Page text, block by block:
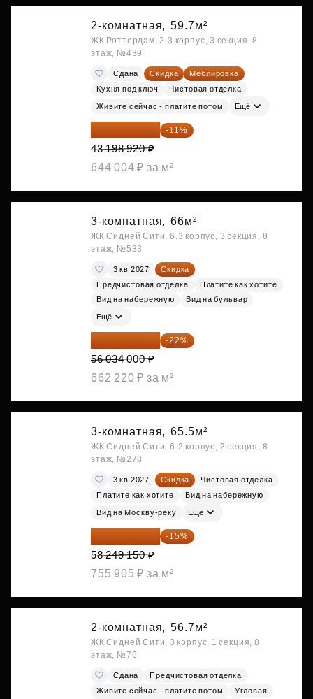
2-комнатная, 59.7м²
ЖК Роттердам, 2.3 корпус, 3 секция, 8
этаж, №439
Сдана Скидка
Меблировка
Кухня под ключ
Чистовая отделка
Живите сейчас - платите потом Ещё
38 447 039 ₽ -11%
43 198 920 ₽
644 004 ₽ за м²
3-комнатная, 66м²
ЖК Сидней Сити, 6.3 корпус, 3 секция, 8
этаж, №533
3 кв 2027
Скидка
Предчистовая отделка
Платите как хотите
Вид на набережную
Вид на бульвар
Ещё
43 706 520 ₽ -22%
56 034 000 ₽
662 220 ₽ за м²
3-комнатная, 65.5м²
ЖК Сидней Сити, 6.2 корпус, 2 секция, 8
этаж, №278
3 кв 2027 Скидка
Чистовая отделка
Платите как хотите
Вид на набережную
Вид на Москву-реку Ещё
49 511 778 ₽ -15%
58 249 150 ₽
755 905 ₽ за м²
2-комнатная, 56.7м²
ЖК Сидней Сити, 3 корпус, 1 секция, 8
этаж, №76
Сдана
Предчистовая отделка
Живите сейчас - платите потом
Угловая